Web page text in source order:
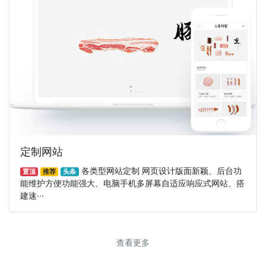
定制网站
置顶 推荐 头条 各类型网站定制 网页设计版面新颖、后台功
能维护方便功能强大、电脑手机多屏幕自适应响应式网站、搭
建速···
查看更多